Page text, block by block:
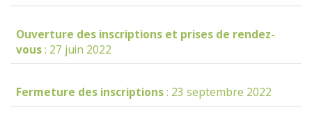
Ouverture des inscriptions et prises de rendez-
vous: 27 juin 2022
Fermeture des inscriptions: 23 septembre 2022